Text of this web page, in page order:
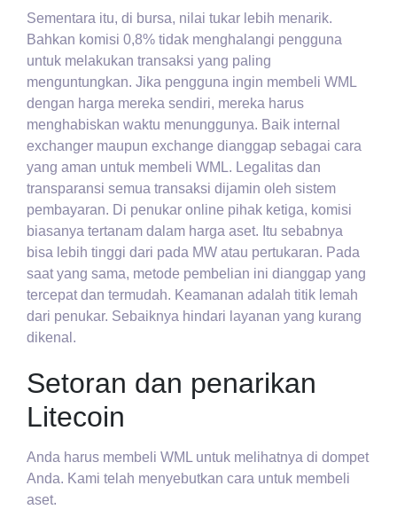
Sementara itu, di bursa, nilai tukar lebih menarik.
Bahkan komisi 0,8% tidak menghalangi pengguna
untuk melakukan transaksi yang paling
menguntungkan. Jika pengguna ingin membeli WML
dengan harga mereka sendiri, mereka harus
menghabiskan waktu menunggunya. Baik internal
exchanger maupun exchange dianggap sebagai cara
yang aman untuk membeli WML. Legalitas dan
transparansi semua transaksi dijamin oleh sistem
pembayaran. Di penukar online pihak ketiga, komisi
biasanya tertanam dalam harga aset. Itu sebabnya
bisa lebih tinggi dari pada MW atau pertukaran. Pada
saat yang sama, metode pembelian ini dianggap yang
tercepat dan termudah. Keamanan adalah titik lemah
dari penukar. Sebaiknya hindari layanan yang kurang
dikenal.
Setoran dan penarikan
Litecoin
Anda harus membeli WML untuk melihatnya di dompet
Anda. Kami telah menyebutkan cara untuk membeli
aset.